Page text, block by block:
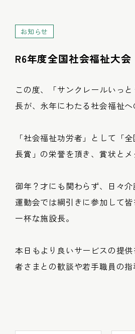
お知らせ
R6年度全国社会福祉大会
この度、「サンクレールいっ
長が、永年にわたる社会福祉
「社会福祉功労者」として「
長賞」の栄誉を頂き、賞状とメ
御年？才にも関わらず、日々介
運動会では綱引きに参加して
一杯な施設長。
本日もより良いサービスの提
者さまとの歓談や若手職員の指